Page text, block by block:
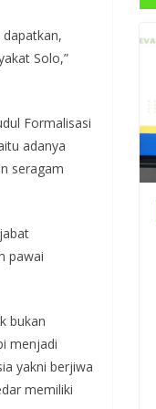
Solo,”
Formalisasi
adanya
seragam
pawai
bukan
menjadi
yakni berjiwa
memiliki